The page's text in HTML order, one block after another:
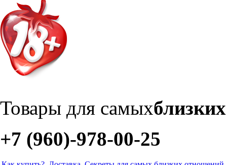
Товары для самых
+7 (960)-978-00-25